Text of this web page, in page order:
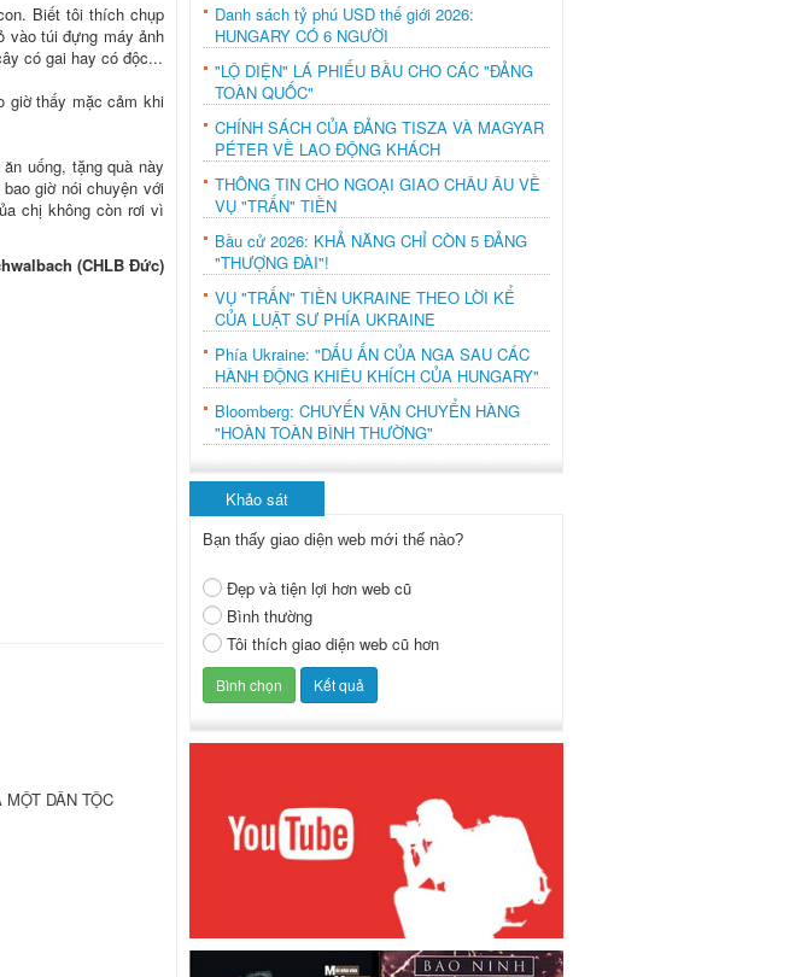
Biết tôi thích chụp
vào túi đựng máy ảnh
có gai hay có độc...
giờ thấy mặc cảm khi
uống, tặng quà này
giờ nói chuyện với
chị không còn rơi vì
(CHLB Đức)
DÂN TỘC
Danh sách tỷ phú USD thế giới 2026:
HUNGARY CÓ 6 NGƯỜI
"LỘ DIỆN" LÁ PHIẾU BẦU CHO CÁC "ĐẢNG
TOÀN QUỐC"
CHÍNH SÁCH CỦA ĐẢNG TISZA VÀ MAGYAR
PÉTER VỀ LAO ĐỘNG KHÁCH
THÔNG TIN CHO NGOẠI GIAO CHÂU ÂU VỀ
VỤ "TRẤN" TIỀN
Bầu cử 2026: KHẢ NĂNG CHỈ CÒN 5 ĐẢNG
"THƯỢNG ĐÀI"!
VỤ "TRẤN" TIỀN UKRAINE THEO LỜI KỂ
CỦA LUẬT SƯ PHÍA UKRAINE
Phía Ukraine: "DẤU ẤN CỦA NGA SAU CÁC
HÀNH ĐỘNG KHIÊU KHÍCH CỦA HUNGARY"
Bloomberg: CHUYẾN VẬN CHUYỂN HÀNG
"HOÀN TOÀN BÌNH THƯỜNG"
Khảo sát
Bạn thấy giao diện web mới thế nào?
Đẹp và tiện lợi hơn web cũ
Bình thường
Tôi thích giao diện web cũ hơn